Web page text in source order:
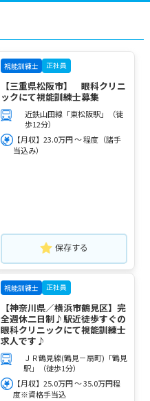
視能訓練士 正社員
【三重県松阪市】 眼科クリニ
ックにて視能訓練士募集
近鉄山田線「東松阪駅」（徒
歩12分）
【月収】23.0万円 ～ 程度（諸手
当込み）
保存する
視能訓練士 正社員
【神奈川県／横浜市鶴見区】完
全週休二日制♪駅近徒歩すぐの
眼科クリニックにて視能訓練士
求人です♪
ＪＲ鶴見線(鶴見－扇町)「鶴見
駅」（徒歩1分）
【月収】25.0万円 ～ 35.0万円程
度※資格手当込